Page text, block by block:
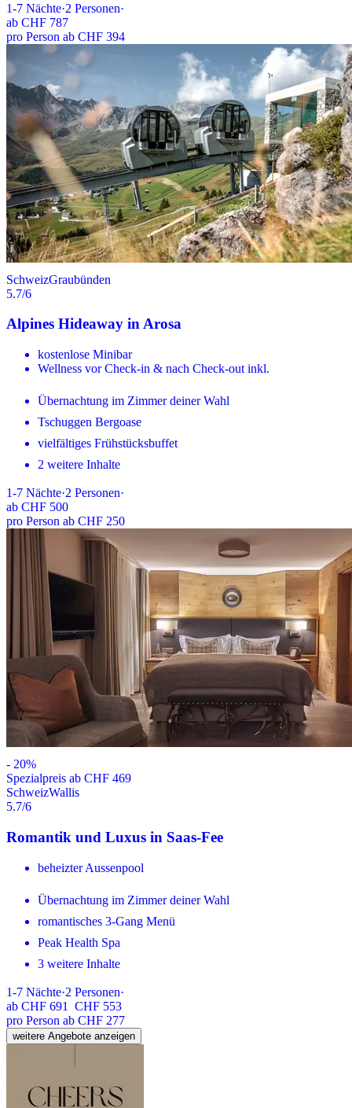
1-7 Nächte·2 Personen·
ab CHF 787
pro Person ab CHF 394
SchweizGraubünden
5.7/6
Alpines Hideaway in Arosa
kostenlose Minibar
Wellness vor Check-in & nach Check-out inkl.
Übernachtung im Zimmer deiner Wahl
Tschuggen Bergoase
vielfältiges Frühstücksbuffet
2 weitere Inhalte
1-7 Nächte·2 Personen·
ab CHF 500
pro Person ab CHF 250
- 20%
Spezialpreis ab CHF 469
SchweizWallis
5.7/6
Romantik und Luxus in Saas-Fee
beheizter Aussenpool
Übernachtung im Zimmer deiner Wahl
romantisches 3-Gang Menü
Peak Health Spa
3 weitere Inhalte
1-7 Nächte·2 Personen·
ab CHF 691
CHF 553
pro Person ab CHF 277
weitere Angebote anzeigen